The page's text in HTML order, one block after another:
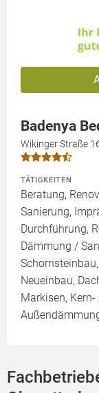
Badenya
Wikinger Straße
TÄTIGKEITEN
Beratung,
Sanierung,
Durchführung,
Dämmung /
Neueinbau,
Markisen,